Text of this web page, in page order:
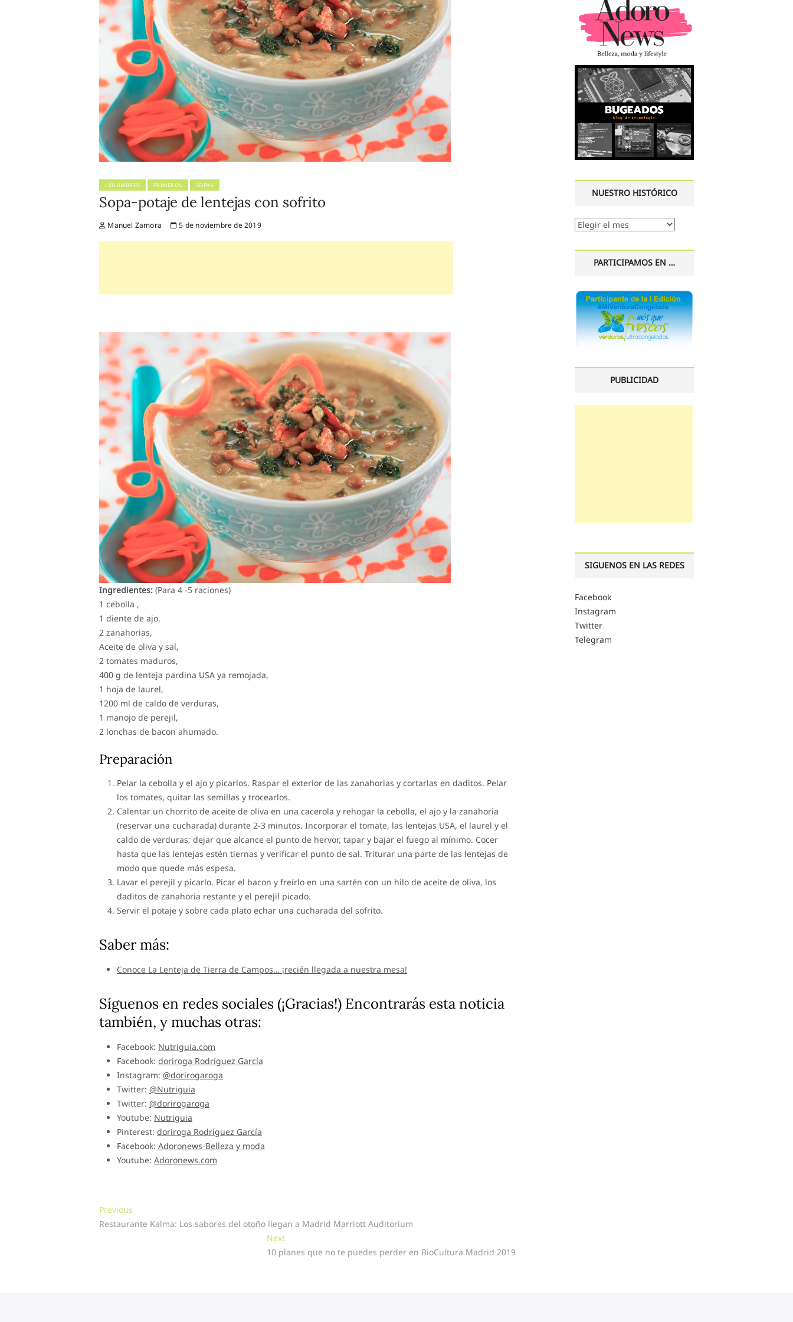
LEGUMBRES PRIMEROS SOPAS
Sopa-potaje de lentejas con sofrito
Manuel Zamora 5 de noviembre de 2019
Ingredientes: (Para 4 -5 raciones)
1 cebolla ,
1 diente de ajo,
2 zanahorias,
Aceite de oliva y sal,
2 tomates maduros,
400 g de lenteja pardina USA ya remojada,
1 hoja de laurel,
1200 ml de caldo de verduras,
1 manojo de perejil,
2 lonchas de bacon ahumado.
Preparación
Pelar la cebolla y el ajo y picarlos. Raspar el exterior de las zanahorias y cortarlas en daditos. Pelar
los tomates, quitar las semillas y trocearlos.
Calentar un chorrito de aceite de oliva en una cacerola y rehogar la cebolla, el ajo y la zanahoria
(reservar una cucharada) durante 2-3 minutos. Incorporar el tomate, las lentejas USA, el laurel y el
caldo de verduras; dejar que alcance el punto de hervor, tapar y bajar el fuego al mínimo. Cocer
hasta que las lentejas estén tiernas y verificar el punto de sal. Triturar una parte de las lentejas de
modo que quede más espesa.
Lavar el perejil y picarlo. Picar el bacon y freírlo en una sartén con un hilo de aceite de oliva, los
daditos de zanahoria restante y el perejil picado.
Servir el potaje y sobre cada plato echar una cucharada del sofrito.
Saber más:
Conoce La Lenteja de Tierra de Campos… ¡recién llegada a nuestra mesa!
Síguenos en redes sociales (¡Gracias!) Encontrarás esta noticia
también, y muchas otras:
Facebook: Nutriguia.com
Facebook: doriroga Rodríguez García
Instagram: @dorirogaroga
Twitter: @Nutriguia
Twitter: @dorirogaroga
Youtube: Nutriguia
Pinterest: doriroga Rodríguez García
Facebook: Adoronews-Belleza y moda
Youtube: Adoronews.com
Navegación
de
Previous
post:
Restaurante Kalma: Los sabores del otoño llegan a Madrid Marriott Auditorium
NextNext
post:
10 planes que no te puedes perder en BioCultura Madrid 2019
NUESTRO HISTÓRICO
Nuestro
PARTICIPAMOS EN …
PUBLICIDAD
SIGUENOS EN LAS REDES
Facebook
Instagram
Twitter
Telegram